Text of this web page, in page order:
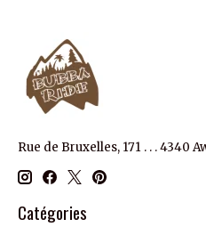
Rue de Bruxelles, 171 . . . 4340
Catégories